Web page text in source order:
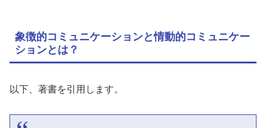
象徴的コミュニケーションと情動的コミュニケー
ションとは？
以下、著書を引用します。